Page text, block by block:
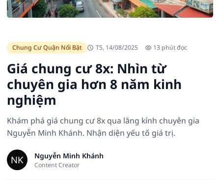
Chung Cư Quận Nổi Bật T5, 14/08/2025 13 phút đọc
Giá chung cư 8x: Nhìn từ
chuyên gia hơn 8 năm kinh
nghiệm
Khám phá giá chung cư 8x qua lăng kính chuyên gia
Nguyễn Minh Khánh. Nhận diện yếu tố giá trị.
Nguyễn Minh Khánh
Content Creator